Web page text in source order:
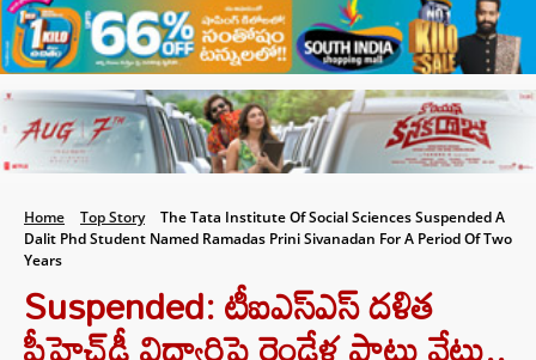
Home Top Story
The Tata Institute Of Social Sciences Suspended A
Dalit Phd Student Named Ramadas Prini Sivanadan For A Period Of Two
Years
Suspended: టీఐఎస్ఎస్ దళిత